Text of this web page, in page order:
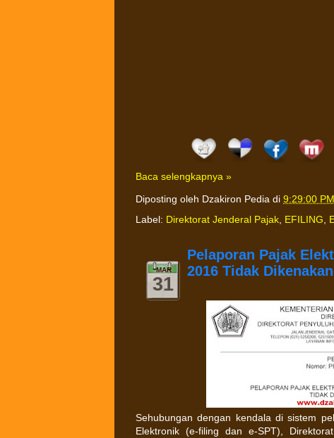
Baca selengkapnya »
Diposting oleh Dzakiron Pedia di 9:29:00 PM
Label: Direktorat Jenderal Pajak, EFILING,
MAR
31
Pelaporan Pajak
2016 Tidak
Sehubungan dengan kendala di sistem
Elektronik (e-filing dan e-SPT),